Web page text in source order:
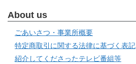
About us
ごあいさつ・事業所概要
特定商取引に関する法律に基づく表記
紹介してくださったテレビ番組等